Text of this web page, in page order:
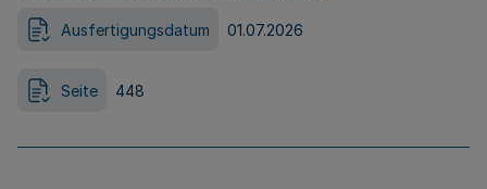
Ausfertigungsdatum 01.07.2026
Seite 448